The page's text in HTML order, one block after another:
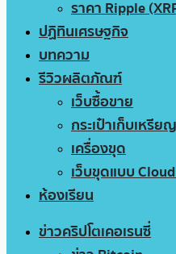
ราคา Ripple
ปฏิทินเศรษฐกิจ
บทความ
รีวิวผลิตภัณฑ์
เว็บซื้อขาย
กระเป๋าเก็บเหรียญ
เครื่องขุด
เว็บขุดแบบ
ห้องเรียน
ข่าวคริปโตเคอเรนซี่